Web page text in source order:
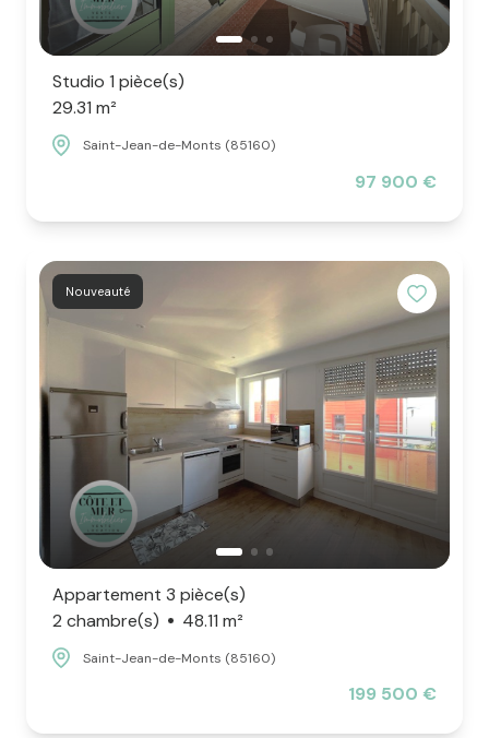
Studio 1 pièce(s)
29.31 m²
Saint-Jean-de-Monts (85160)
97 900 €
Nouveauté
Appartement 3 pièce(s)
2 chambre(s)
48.11 m²
Saint-Jean-de-Monts (85160)
199 500 €